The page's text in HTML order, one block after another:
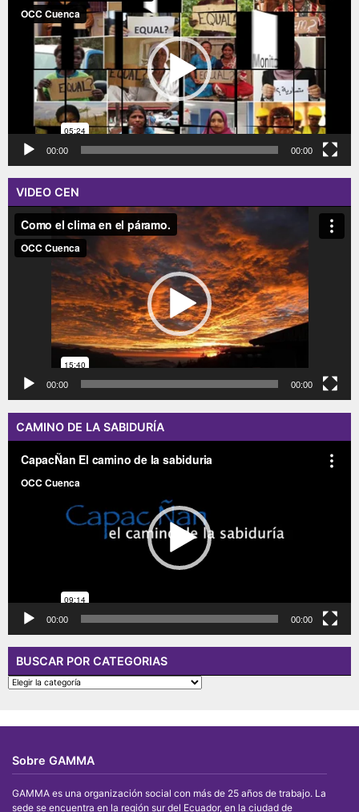
00:00 00:00
VIDEO CEN
Reproductor
vídeo
00:00 00:00
CAMINO DE LA SABIDURÍA
00:00 00:00
BUSCAR POR CATEGORIAS
BUSCAR
Sobre GAMMA
GAMMA es una organización social con más de 25 años de trabajo. La
sede se encuentra en la región sur del Ecuador, en la ciudad de